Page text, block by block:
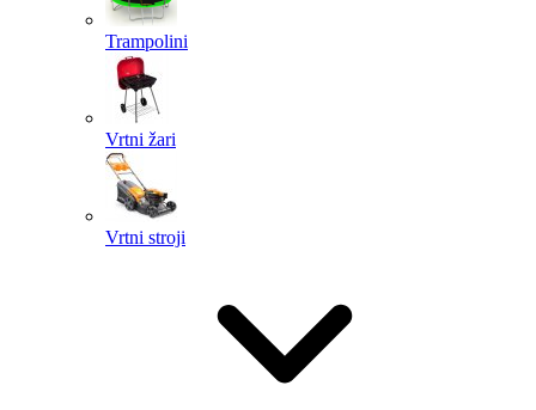
Trampolini
Vrtni žari
Vrtni stroji